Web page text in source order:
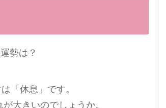
「休息」です。
大きいのでしょうか。